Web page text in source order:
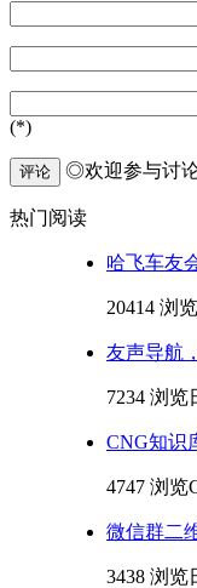
(*)
评论 ◎欢迎参与讨
热门阅读
哈飞车友
20414 浏览
友声导航
7234 浏览
CNG知识
4747 浏览
微信群二
3438 浏览